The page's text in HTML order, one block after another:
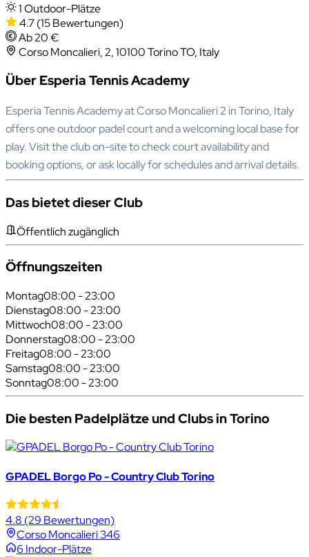
1 Outdoor-Plätze
4.7(15 Bewertungen)
Ab 20 €
Corso Moncalieri, 2, 10100 Torino TO, Italy
Über Esperia Tennis Academy
Esperia Tennis Academy at Corso Moncalieri 2 in Torino, Italy
offers one outdoor padel court and a welcoming local base for
play. Visit the club on-site to check court availability and
booking options, or ask locally for schedules and arrival details.
Das bietet dieser Club
Öffentlich zugänglich
Öffnungszeiten
Montag08:00 - 23:00
Dienstag08:00 - 23:00
Mittwoch08:00 - 23:00
Donnerstag08:00 - 23:00
Freitag08:00 - 23:00
Samstag08:00 - 23:00
Sonntag08:00 - 23:00
Die besten Padelplätze und Clubs in Torino
GPADEL Borgo Po - Country Club Torino
4.8 (29 Bewertungen)
Corso Moncalieri 346
6 Indoor-Plätze